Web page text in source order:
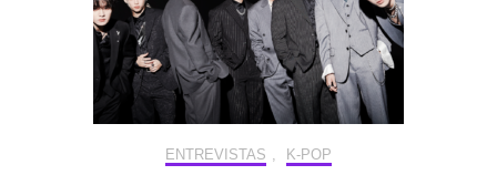
ENTREVISTAS , K-POP